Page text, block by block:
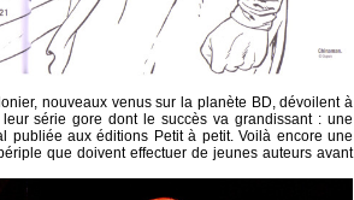
nouveaux venus sur la planète BD, dévoilent à
série gore dont le succès va grandissant : une
publiée aux éditions Petit à petit. Voilà encore une
que doivent effectuer de jeunes auteurs avant